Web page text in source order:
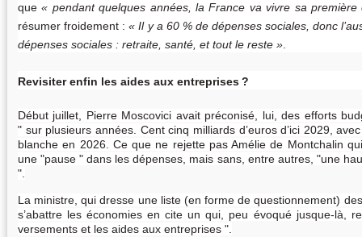
que
pendant quelques années, la France va vivre sa première
résumer froidement :
Il y a 60 % de dépenses sociales, donc
dépenses sociales : retraite, santé, et tout le reste
.
Revisiter enfin les aides aux entreprises?
Début juillet, Pierre Moscovici avait préconisé, lui, des efforts
" sur plusieurs années. Cent cinq milliards d’euros d’ici 2029,
blanche en 2026. Ce que ne rejette pas Amélie de Montchalin
une "pause " dans les dépenses, mais sans, entre autres, "une
"
La ministre, qui dresse une liste (en forme de questionnement)
s’abattre les économies en cite un qui, peu évoqué jusque-là,
versements et les aides aux entreprises ".